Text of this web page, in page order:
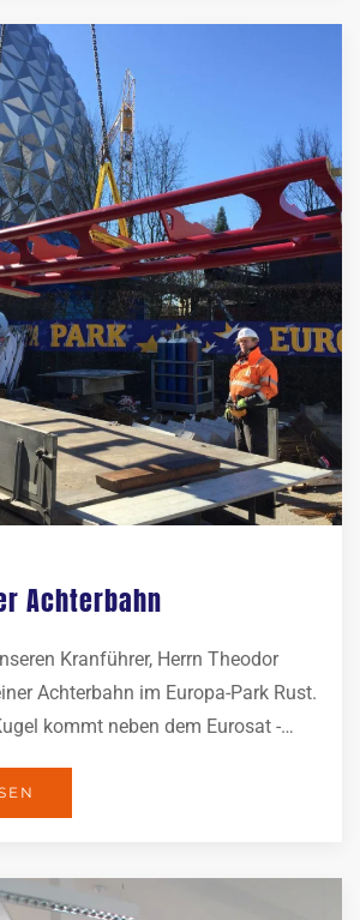
Achterbahn
Kranführer, Herrn Theodor
Achterbahn im Europa-Park Rust.
kommt neben dem Eurosat -…